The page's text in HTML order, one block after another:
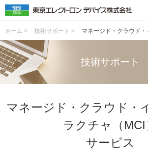
ホーム > 技術サポート > マネージド・クラウド
技術サポート
マネージド・クラウド・
ラクチャ（MCI
サービス